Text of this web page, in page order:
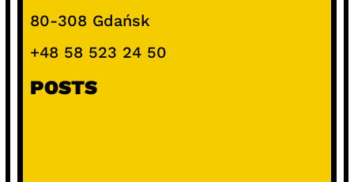
80-308 Gdańsk
+48 58 523 24 50
POSTS